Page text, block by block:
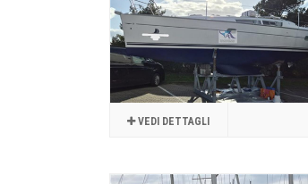
VEDI DETTAGLI